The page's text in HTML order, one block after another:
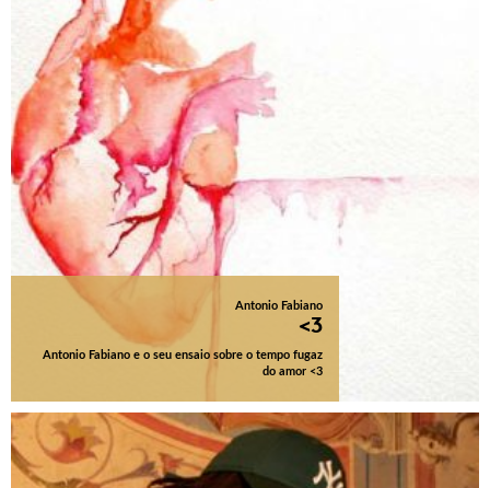
Antonio Fabiano
<3
Antonio Fabiano e o seu ensaio sobre o tempo fugaz
do amor <3